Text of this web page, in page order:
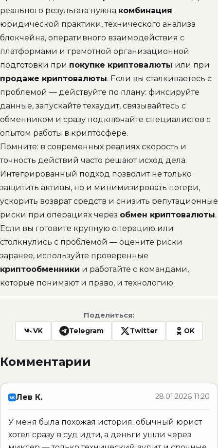
реального результата нужна комбинация
юридической практики, технического анализа
блокчейна, оперативного взаимодействия с
платформами и грамотной организационной
подготовки при покупке криптовалюты или при
продаже криптовалюты. Если вы сталкиваетесь с
проблемой — действуйте по плану: фиксируйте
данные, запускайте техаудит, связывайтесь с
обменником и сразу подключайте специалистов с
опытом работы в криптосфере.
Помните: в современных реалиях скорость и
точность действий часто решают исход дела.
Интегрированный подход позволит не только
защитить активы, но и минимизировать потери,
ускорить возврат средств и снизить репутационные
риски при операциях через обмен криптовалюты.
Если вы готовите крупную операцию или
столкнулись с проблемой — оцените риски
заранее, используйте проверенные
криптообменники и работайте с командами,
которые понимают и право, и технологию.
Поделиться:
VK Telegram Twitter OK
Комментарии
Лев К. 28.01.2026 11:20
У меня была похожая история: обычный юрист
хотел сразу в суд идти, а деньги ушли через